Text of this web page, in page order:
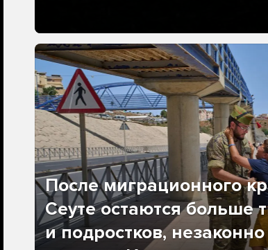
После миграционного
Сеуте остаются больше
и подростков,